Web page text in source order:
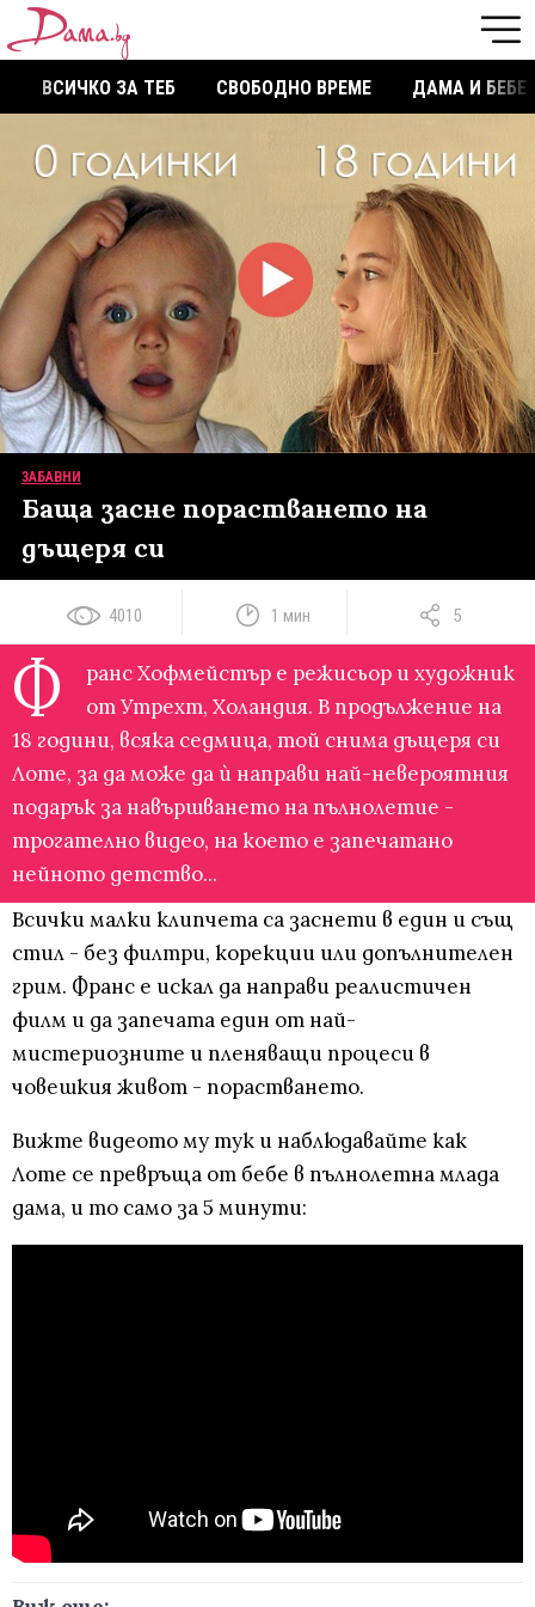
ВСИЧКО ЗА ТЕБ СВОБОДНО ВРЕМЕ ДАМА И БЕБЕ
ЗАБАВНИ
Баща засне порастването на
дъщеря си
4010 1 мин 5
Ф
ранс Хофмейстър е режисьор и художник
от Утрехт, Холандия. В продължение на
18 години, всяка седмица, той снима дъщеря си
Лоте, за да може да ѝ направи най-невероятния
подарък за навършването на пълнолетие -
трогателно видео, на което е запечатано
нейното детство...
Всички малки клипчета са заснети в един и същ
стил - без филтри, корекции или допълнителен
грим. Франс е искал да направи реалистичен
филм и да запечата един от най-
мистериозните и пленяващи процеси в
човешкия живот - порастването.
Вижте видеото му тук и наблюдавайте как
Лоте се превръща от бебе в пълнолетна млада
дама, и то само за 5 минути: